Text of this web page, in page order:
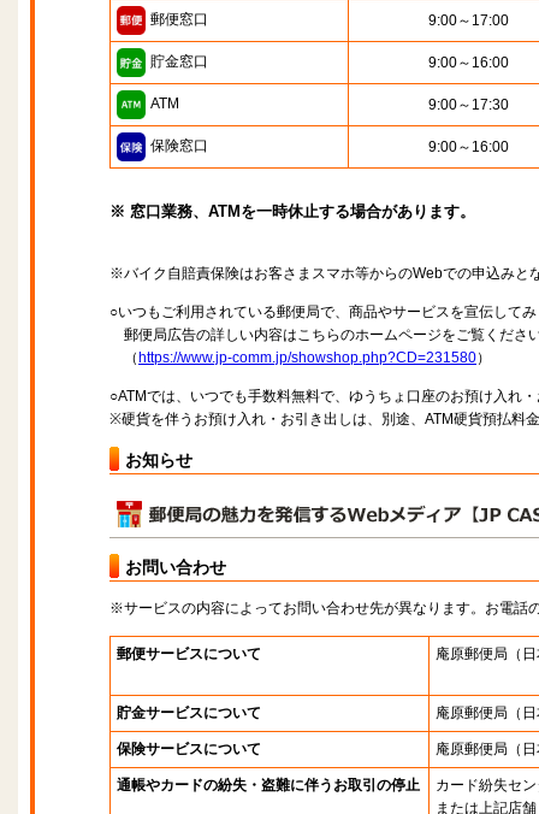
郵便窓口 9:00～17:00
貯金窓口 9:00～16:00
ATM 9:00～17:30
保険窓口 9:00～16:00
※ 窓口業務、ATMを一時休止する場合があります。
※バイク自賠責保険はお客さまスマホ等からのWebでの申込みと
○いつもご利用されている郵便局で、商品やサービスを宣伝して
郵便局広告の詳しい内容はこちらのホームページをご覧くださ
（ https://www.jp-comm.jp/showshop.php?CD=231580）
○ATMでは、いつでも手数料無料で、ゆうちょ口座のお預け入れ
※硬貨を伴うお預け入れ・お引き出しは、別途、ATM硬貨預払料
お知らせ
お問い合わせ
※サービスの内容によってお問い合わせ先が異なります。お電話
郵便サービスについて 庵原郵便局 （
貯金サービスについて 庵原郵便局 （
保険サービスについて 庵原郵便局 （
通帳やカードの紛失・盗難に伴うお取引の停止
カード紛失セ
または上記店舗